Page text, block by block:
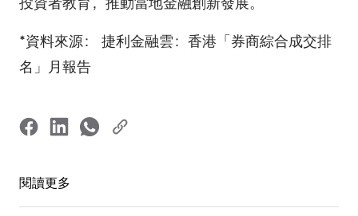
*資料來源： 捷利金融雲：香港「券商綜合成交排
名」月報告
閱讀更多